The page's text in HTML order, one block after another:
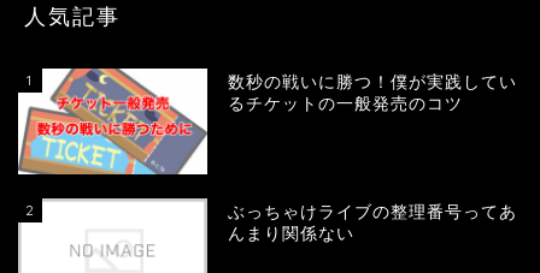
人気記事
1
数秒の戦いに勝つ！僕が実践してい
るチケットの一般発売のコツ
2
ぶっちゃけライブの整理番号ってあ
んまり関係ない